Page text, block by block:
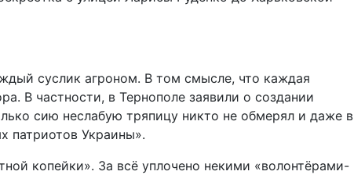
суслик агроном. В том смысле, что каждая
В частности, в Тернополе заявили о создании
сию неслабую тряпицу никто не обмерял и даже в
патриотов Украины».
копейки». За всё уплочено некими «волонтёрами-